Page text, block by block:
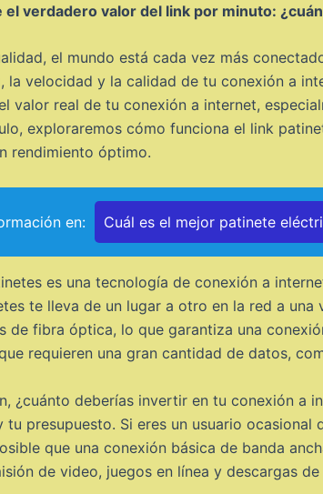
el verdadero valor del link por minuto:
el mundo está cada vez más
la velocidad y la calidad de tu conexión a
valor real de tu conexión a internet,
exploraremos cómo funciona el link
rendimiento óptimo.
en: Cuál es el mejor patinete
es una tecnología de conexión a
te lleva de un lugar a otro en la red a
de fibra óptica, lo que garantiza una
requieren una gran cantidad de datos,
¿cuánto deberías invertir en tu conexión a
tu presupuesto. Si eres un usuario
que una conexión básica de banda
de video, juegos en línea y descargas